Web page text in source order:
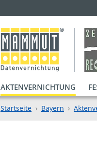
AKTENVERNICHTUNG
Startseite Bayern